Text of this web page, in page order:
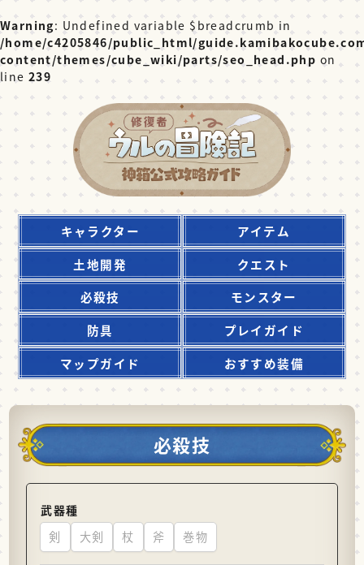
Warning: Undefined variable $breadcrumb in
/home/c4205846/public_html/
content/themes/cube_wiki/parts/seo_head.php on
line 239
キャラクター
アイテム
土地開発
クエスト
必殺技
モンスター
防具
プレイガイド
マップガイド
おすすめ装備
必殺技
武器種
剣
大剣 杖 斧 巻物